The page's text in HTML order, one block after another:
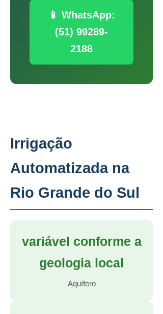
📱 WhatsApp:
(51) 99289-
2188
Irrigação
Automatizada na
Rio Grande do Sul
variável conforme a
geologia local
Aquífero